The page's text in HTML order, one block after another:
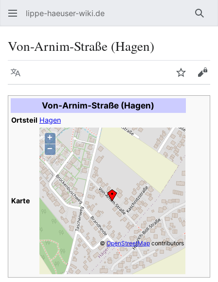
lippe-haeuser-wiki.de
Von-Arnim-Straße (Hagen)
Sprache
Von-Arnim-Straße (Hagen)
Ortsteil Hagen
Karte
+
−
©OpenStreetMapcontributors